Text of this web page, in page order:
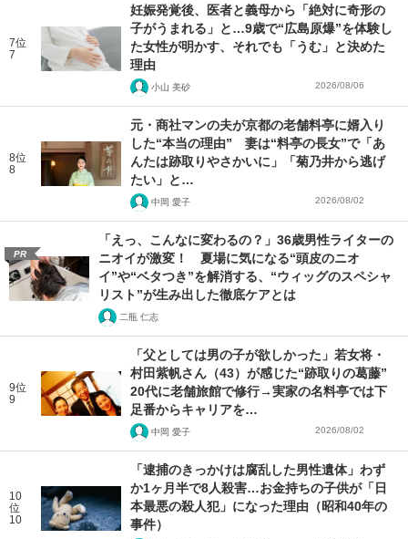
7位
7
妊娠発覚後、医者と義母から「絶対に奇形の
子がうまれる」と…9歳で“広島原爆”を体験し
た女性が明かす、それでも「うむ」と決めた
理由
小山 美砂 2026/08/06
8位
8
元・商社マンの夫が京都の老舗料亭に婿入り
した“本当の理由” 妻は“料亭の長女”で「あ
んたは跡取りやさかいに」「菊乃井から逃げ
たい」と…
中岡 愛子 2026/08/02
PR
「えっ、こんなに変わるの？」36歳男性ライターの
ニオイが激変！ 夏場に気になる“頭皮のニオ
イ”や“ベタつき”を解消する、“ウィッグのスペシャ
リスト”が生み出した徹底ケアとは
二瓶 仁志
9位
9
「父としては男の子が欲しかった」若女将・
村田紫帆さん（43）が感じた“跡取りの葛藤”
20代に老舗旅館で修行→実家の名料亭では下
足番からキャリアを…
中岡 愛子 2026/08/02
10
位
10
「逮捕のきっかけは腐乱した男性遺体」わず
か1ヶ月半で8人殺害…お金持ちの子供が「日
本最悪の殺人犯」になった理由（昭和40年の
事件）